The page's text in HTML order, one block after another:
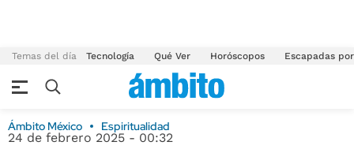
Temas del día Tecnología Qué Ver Horóscopos Escapadas
Ámbito México Espiritualidad
24 de febrero 2025 - 00:32